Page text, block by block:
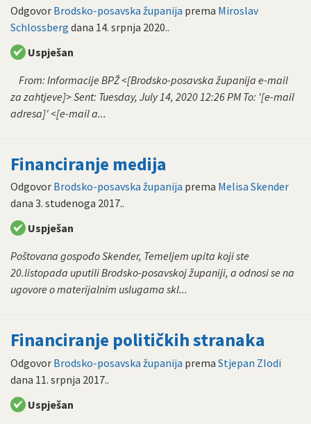
Odgovor Brodsko-posavska županija prema Miroslav
Schlossberg dana 14. srpnja 2020..
Uspješan
From: Informacije BPŽ <[Brodsko-posavska županija e-mail
za zahtjeve]> Sent: Tuesday, July 14, 2020 12:26 PM To: '[e-mail
adresa]' <[e-mail a...
Financiranje medija
Odgovor Brodsko-posavska županija prema Melisa Skender
dana 3. studenoga 2017..
Uspješan
Poštovana gospođo Skender, Temeljem upita koji ste
20.listopada uputili Brodsko-posavskoj županiji, a odnosi se na
ugovore o materijalnim uslugama skl...
Financiranje političkih stranaka
Odgovor Brodsko-posavska županija prema Stjepan Zlodi
dana 11. srpnja 2017..
Uspješan